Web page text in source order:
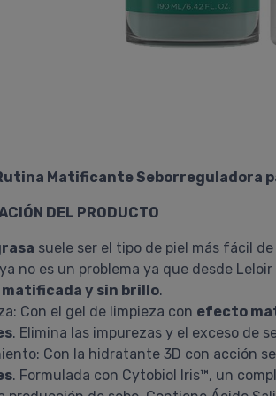
Matificante Seborreguladora
DEL PRODUCTO
suele ser el tipo de piel más fácil
no es un problema ya que desde
matificada y sin brillo.
Con el gel de limpieza con efecto
. Elimina las impurezas y el exceso de
Con la hidratante 3D con acción
. Formulada con Cytobiol Iris™, un